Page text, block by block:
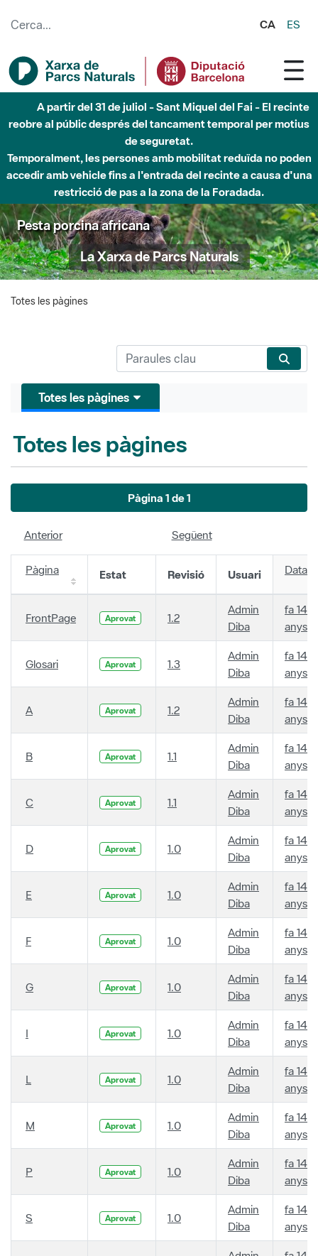
CA ES
A partir del 31 de juliol - Sant Miquel del Fai - El recinte
reobre al públic després del tancament temporal per motius
de seguretat.
Temporalment, les persones amb mobilitat reduïda no poden
accedir amb vehicle fins a l'entrada del recinte a causa d'una
restricció de pas a la zona de la Foradada.
Pesta porcina africana
La Xarxa de Parcs Naturals
Totes les pàgines
Totes les pàgines
Totes les pàgines
Pàgina 1 de 1
Anterior Següent
Pàgina Estat Revisió Usuari Data
FrontPage Aprovat 1.2
Admin
Diba
fa 14
anys
Glosari Aprovat 1.3
Admin
Diba
fa 14
anys
A Aprovat 1.2
Admin
Diba
fa 14
anys
B Aprovat 1.1
Admin
Diba
fa 14
anys
C Aprovat 1.1
Admin
Diba
fa 14
anys
D Aprovat 1.0
Admin
Diba
fa 14
anys
E Aprovat 1.0
Admin
Diba
fa 14
anys
F Aprovat 1.0
Admin
Diba
fa 14
anys
G Aprovat 1.0
Admin
Diba
fa 14
anys
I Aprovat 1.0
Admin
Diba
fa 14
anys
L Aprovat 1.0
Admin
Diba
fa 14
anys
M Aprovat 1.0
Admin
Diba
fa 14
anys
P Aprovat 1.0
Admin
Diba
fa 14
anys
S Aprovat 1.0
Admin
Diba
fa 14
anys